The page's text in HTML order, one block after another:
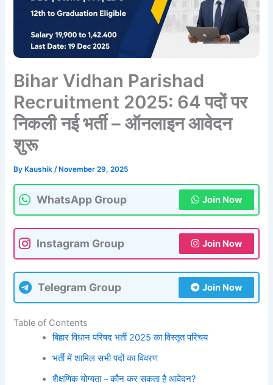
Bihar Vidhan Parishad
Recruitment 2025: 64 पदों पर
निकली नई भर्ती – ऑनलाइन आवेदन
शुरू
By Kaushik/ November 29, 2025
WhatsApp Group Join Now
Instagram Group Join Now
Telegram Group Join Now
Table of Contents
बिहार विधान परिषद भर्ती 2025 का विस्तृत परिचय
भर्ती में शामिल सभी पदों का विवरण
शैक्षणिक योग्यता – कौन कर सकता है आवेदन?